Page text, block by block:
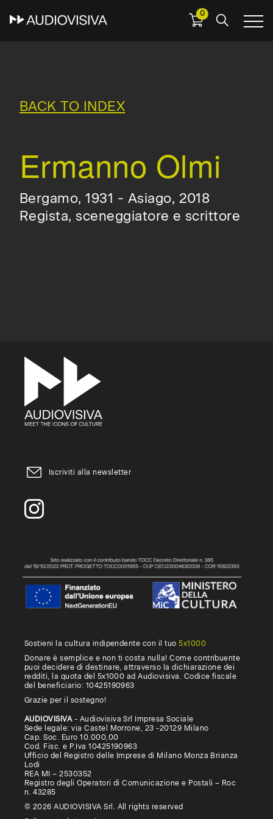
0
BACK TO INDEX
Ermanno Olmi
Bergamo, 1931 - Asiago, 2018
Regista, sceneggiatore e scrittore
Iscriviti alla newsletter
Sostieni la cultura indipendente con il tuo5x1000
Donare è semplice e non ti costa nulla! Come contribuente
puoi decidere di destinare, attraverso la dichiarazione dei
redditi, la quota del 5x1000 ad Audiovisiva. Codice fiscale
del beneficiario: 10425190963
Grazie per il sostegno!
AUDIOVISIVA- Audiovisiva Srl Impresa Sociale
Sede legale: via Castel Morrone, 23 -20129 Milano
Cap. Soc. Euro 10.000,00
Cod. Fisc. e P.Iva 10425190963
Ufficio del Registro delle Imprese di Milano Monza Brianza
Lodi
REA MI – 2530352
Registro degli Operatori di Comunicazione e Postali – Roc
n. 43285
© 2026 AUDIOVISIVA Srl. All rights reserved